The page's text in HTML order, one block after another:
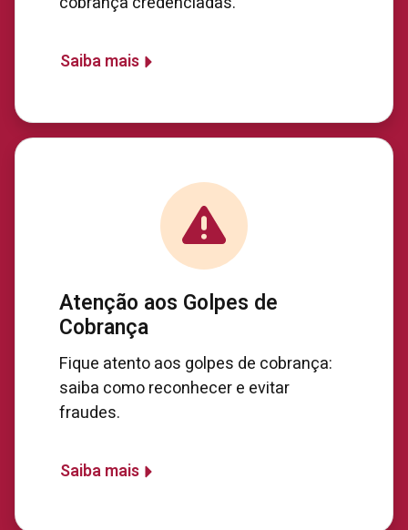
Saiba mais
Atenção aos Golpes de
Cobrança
Fique atento aos golpes de cobrança:
saiba como reconhecer e evitar
fraudes.
Saiba mais